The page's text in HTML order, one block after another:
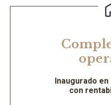
Inaugurado
con